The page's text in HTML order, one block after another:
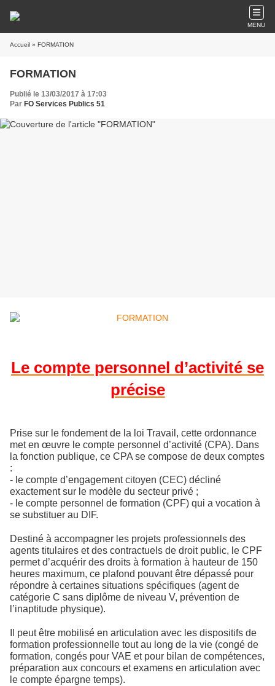
MENU
Accueil » FORMATION
FORMATION
Publié le 13/03/2017 à 17:03
Par FO Services Publics 51
Le compte personnel d’activité se
précise
Prise sur le fondement de la loi Travail, cette ordonnance
met en œuvre le compte personnel d’activité (CPA). Dans
la fonction publique, ce CPA se compose de deux comptes
:
- le compte d’engagement citoyen (CEC) décliné
exactement sur le modèle du secteur privé ;
- le compte personnel de formation (CPF) qui a vocation à
se substituer au DIF.
Destiné à accompagner les projets professionnels des
agents titulaires et des contractuels de droit public, le CPF
permet d’acquérir des droits à formation à hauteur de 150
heures maximum, ce plafond pouvant être dépassé pour
répondre à certaines situations spécifiques (agent de
catégorie C sans diplôme de niveau V, prévention de
l’inaptitude physique).
Il peut être mobilisé en articulation avec les dispositifs de
formation professionnelle tout au long de la vie (congé de
formation, congés pour VAE et pour bilan de compétences,
préparation aux concours et examens en articulation avec
le compte épargne temps).